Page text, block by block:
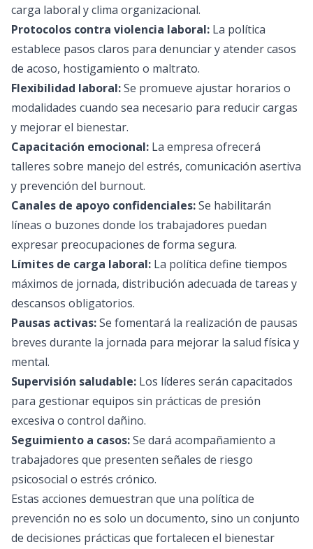
carga laboral y clima organizacional.
Protocolos contra violencia laboral: La política
establece pasos claros para denunciar y atender casos
de acoso, hostigamiento o maltrato.
Flexibilidad laboral:Se promueve ajustar horarios o
modalidades cuando sea necesario para reducir cargas
y mejorar el bienestar.
Capacitación emocional: La empresa ofrecerá
talleres sobre manejo del estrés, comunicación asertiva
y prevención del burnout.
Canales de apoyo confidenciales:Se habilitarán
líneas o buzones donde los trabajadores puedan
expresar preocupaciones de forma segura.
Límites de carga laboral: La política define tiempos
máximos de jornada, distribución adecuada de tareas y
descansos obligatorios.
Pausas activas:Se fomentará la realización de pausas
breves durante la jornada para mejorar la salud física y
mental.
Supervisión saludable: Los líderes serán capacitados
para gestionar equipos sin prácticas de presión
excesiva o control dañino.
Seguimiento a casos:Se dará acompañamiento a
trabajadores que presenten señales de riesgo
psicosocial o estrés crónico.
Estas acciones demuestran que una política de
prevención no es solo un documento, sino un conjunto
de decisiones prácticas que fortalecen el bienestar